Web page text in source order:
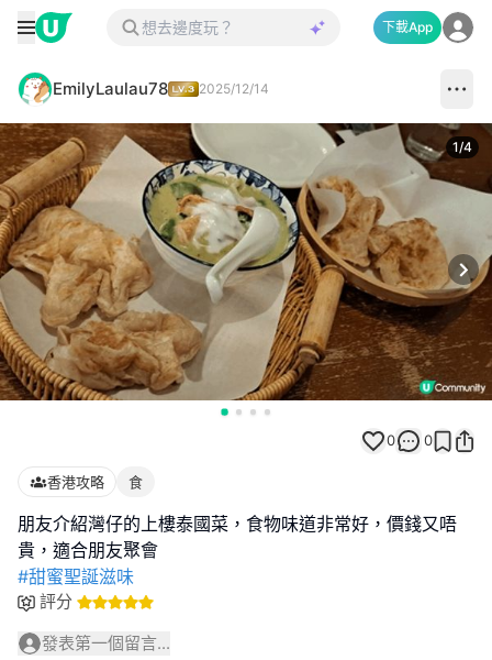
下載App
EmilyLaulau78 2025/12/14
1/4
0 0
香港攻略 食
朋友介紹灣仔的上樓泰國菜，食物味道非常好，價錢又唔
#甜蜜聖誕滋味
評分
發表第一個留言...